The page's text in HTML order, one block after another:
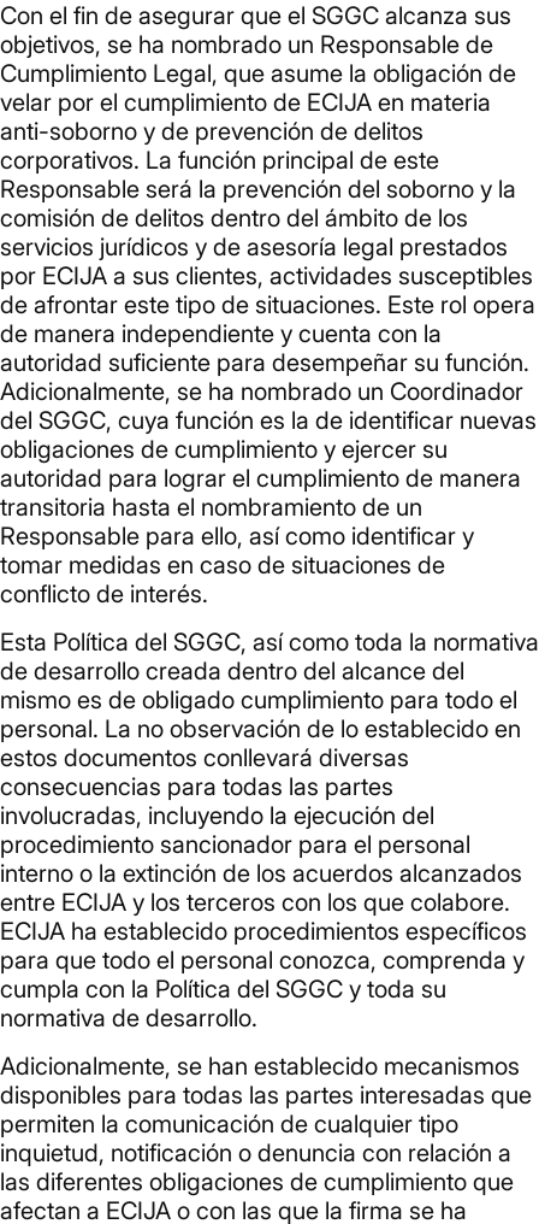
Con el fin de asegurar que el SGGC alcanza sus
objetivos, se ha nombrado un Responsable de
Cumplimiento Legal, que asume la obligación de
velar por el cumplimiento de ECIJA en materia
anti-soborno y de prevención de delitos
corporativos. La función principal de este
Responsable será la prevención del soborno y la
comisión de delitos dentro del ámbito de los
servicios jurídicos y de asesoría legal prestados
por ECIJA a sus clientes, actividades susceptibles
de afrontar este tipo de situaciones. Este rol opera
de manera independiente y cuenta con la
autoridad suficiente para desempeñar su función.
Adicionalmente, se ha nombrado un Coordinador
del SGGC, cuya función es la de identificar nuevas
obligaciones de cumplimiento y ejercer su
autoridad para lograr el cumplimiento de manera
transitoria hasta el nombramiento de un
Responsable para ello, así como identificar y
tomar medidas en caso de situaciones de
conflicto de interés.
Esta Política del SGGC, así como toda la normativa
de desarrollo creada dentro del alcance del
mismo es de obligado cumplimiento para todo el
personal. La no observación de lo establecido en
estos documentos conllevará diversas
consecuencias para todas las partes
involucradas, incluyendo la ejecución del
procedimiento sancionador para el personal
interno o la extinción de los acuerdos alcanzados
entre ECIJA y los terceros con los que colabore.
ECIJA ha establecido procedimientos específicos
para que todo el personal conozca, comprenda y
cumpla con la Política del SGGC y toda su
normativa de desarrollo.
Adicionalmente, se han establecido mecanismos
disponibles para todas las partes interesadas que
permiten la comunicación de cualquier tipo
inquietud, notificación o denuncia con relación a
las diferentes obligaciones de cumplimiento que
afectan a ECIJA o con las que la firma se ha